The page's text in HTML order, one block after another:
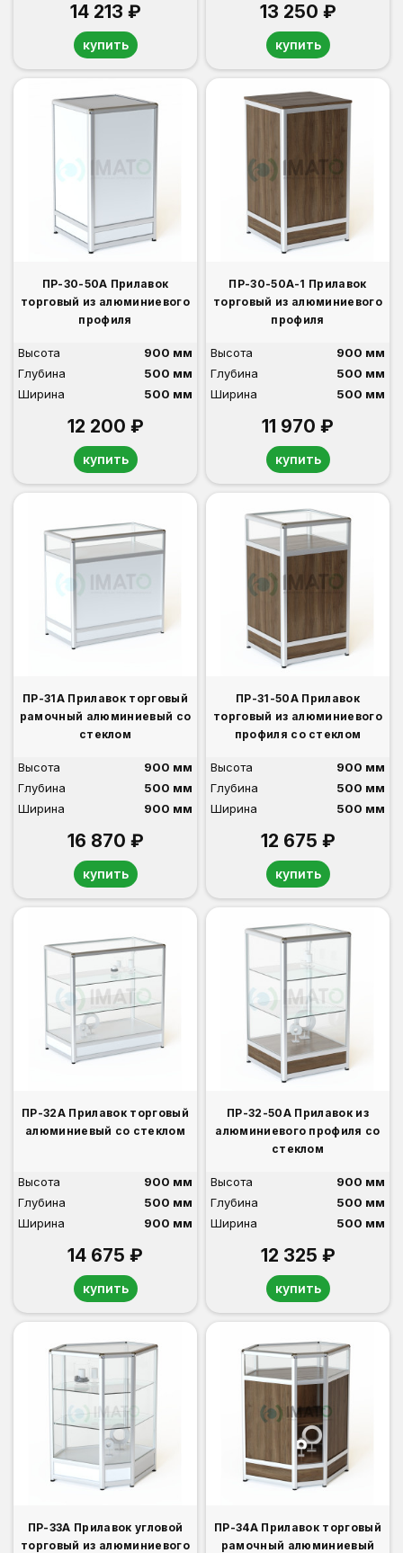
14 213 ₽
купить
13 250 ₽
купить
ПР-30-50А Прилавок
торговый из алюминиевого
профиля
Высота
900 мм
Глубина
500 мм
Ширина
500 мм
12 200 ₽
купить
ПР-30-50А-1 Прилавок
торговый из алюминиевого
профиля
Высота
900 мм
Глубина
500 мм
Ширина
500 мм
11 970 ₽
купить
ПР-31А Прилавок торговый
рамочный алюминиевый со
стеклом
Высота
900 мм
Глубина
500 мм
Ширина
900 мм
16 870 ₽
купить
ПР-31-50А Прилавок
торговый из алюминиевого
профиля со стеклом
Высота
900 мм
Глубина
500 мм
Ширина
500 мм
12 675 ₽
купить
ПР-32А Прилавок торговый
алюминиевый со стеклом
Высота
900 мм
Глубина
500 мм
Ширина
900 мм
14 675 ₽
купить
ПР-32-50А Прилавок из
алюминиевого профиля со
стеклом
Высота
900 мм
Глубина
500 мм
Ширина
500 мм
12 325 ₽
купить
ПР-33А Прилавок угловой
торговый из алюминиевого
ПР-34А Прилавок торговый
рамочный алюминиевый